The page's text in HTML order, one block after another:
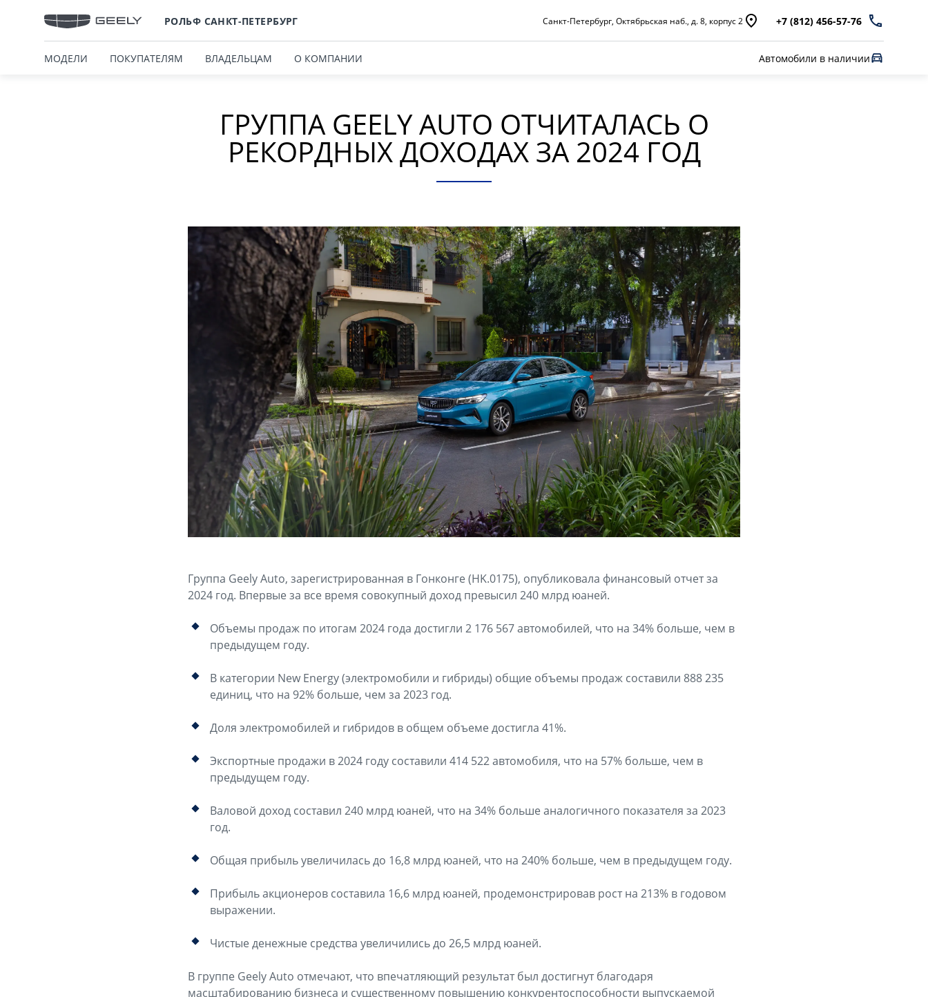
РОЛЬФ САНКТ-ПЕТЕРБУРГ Санкт-Петербург, Октябрьская наб., д. 8, корпус 2 +7 (812) 456-57-76
МОДЕЛИ ПОКУПАТЕЛЯМ ВЛАДЕЛЬЦАМ О КОМПАНИИ Автомобили в наличии
ГРУППА GEELY AUTO ОТЧИТАЛАСЬ О
РЕКОРДНЫХ ДОХОДАХ ЗА 2024 ГОД
Группа Geely Auto, зарегистрированная в Гонконге (HK.0175), опубликовала финансовый отчет за
2024 год. Впервые за все время совокупный доход превысил 240 млрд юаней.
Объемы продаж по итогам 2024 года достигли 2 176 567 автомобилей, что на 34% больше, чем в
предыдущем году.
В категории New Energy (электромобили и гибриды) общие объемы продаж составили 888 235
единиц, что на 92% больше, чем за 2023 год.
Доля электромобилей и гибридов в общем объеме достигла 41%.
Экспортные продажи в 2024 году составили 414 522 автомобиля, что на 57% больше, чем в
предыдущем году.
Валовой доход составил 240 млрд юаней, что на 34% больше аналогичного показателя за 2023
год.
Общая прибыль увеличилась до 16,8 млрд юаней, что на 240% больше, чем в предыдущем году.
Прибыль акционеров составила 16,6 млрд юаней, продемонстрировав рост на 213% в годовом
выражении.
Чистые денежные средства увеличились до 26,5 млрд юаней.
В группе Geely Auto отмечают, что впечатляющий результат был достигнут благодаря
масштабированию бизнеса и существенному повышению конкурентоспособности выпускаемой